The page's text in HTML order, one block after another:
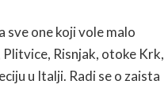
sve one koji vole malo
Risnjak, otoke Krk,
u Italji. Radi se o zaista